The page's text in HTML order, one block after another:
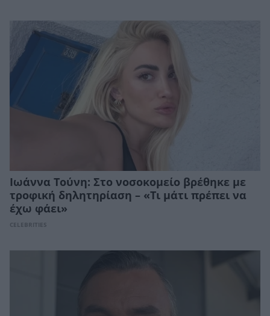
Ιωάννα Τούνη: Στο νοσοκομείο βρέθηκε με
τροφική δηλητηρίαση – «Τι μάτι πρέπει να
έχω φάει»
CELEBRITIES